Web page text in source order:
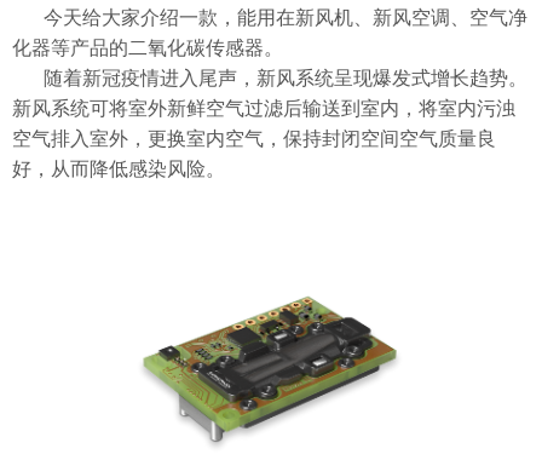
今天给大家介绍一款，能用在新风机、新风空调、空气净
化器等产品的二氧化碳传感器。
随着新冠疫情进入尾声，新风系统呈现爆发式增长趋势。
新风系统可将室外新鲜空气过滤后输送到室内，将室内污浊
空气排入室外，更换室内空气，保持封闭空间空气质量良
好，从而降低感染风险。